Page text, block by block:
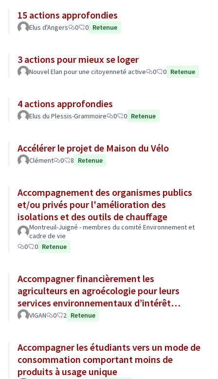
15 actions approfondies
Elus d'Angers 0 0 Retenue
3 actions pour mieux se loger
Nouvel Elan pour une citoyenneté active 0 0 Retenue
4 actions approfondies
Elus du Plessis-Grammoire 0 0 Retenue
Accélérer le projet de Maison du Vélo
Clément 0 8 Retenue
Accompagnement des organismes publics
et/ou privés pour l'amélioration des
isolations et des outils de chauffage
Montreuil-Juigné - membres du comité Environnement et
cadre de vie
0
0 Retenue
Accompagner financièrement les
agriculteurs en agroécologie pour leurs
services environnementaux d’intérêt
général.
VIGAN 0 2 Retenue
Accompagner les étudiants vers un mode de
consommation comportant moins de
produits à usage unique